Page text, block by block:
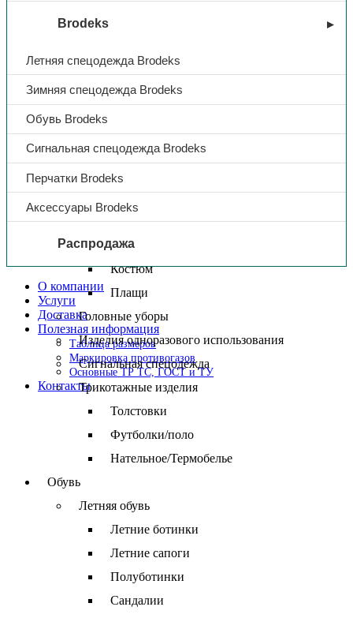
Brodeks
Летняя спецодежда Brodeks
Зимняя спецодежда Brodeks
Обувь Brodeks
Сигнальная спецодежда Brodeks
Перчатки Brodeks
Аксессуары Brodeks
Распродажа
О компании
Услуги
Доставка
Полезная информация
Таблица размеров
Маркировка противогазов
Основные ТР ТС, ГОСТ и ТУ
Контакты
Зимняя спецодежда
Костюмы зимние
Куртки зимние
Брюки/Полукомбинезоны зимние
Спецодежда для медицины и сферы услуг
Костюмы для медицины и сферы услуг
Защитная спецодежда
Влагозащитная спецодежда
Костюм
Плащи
Головные уборы
Изделия одноразового использования
Сигнальная спецодежда
Трикотажные изделия
Толстовки
Футболки/поло
Нательное/Термобелье
Обувь
Летняя обувь
Летние ботинки
Летние сапоги
Полуботинки
Сандалии